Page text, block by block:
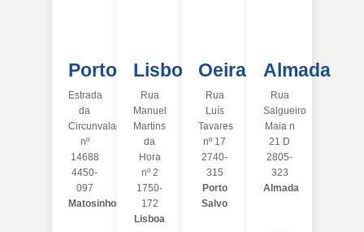
Porto
Estrada
da
Circunvalação
nº
14688
4450-
097
Matosinhos
Lisboa
Rua
Manuel
Martins
da
Hora
nº 2
1750-
172
Lisboa
Oeiras
Rua
Luís
Tavares
nº 17
2740-
315
Porto
Salvo
Almada
Rua
Salgueiro
Maia n
21 D
2805-
323
Almada